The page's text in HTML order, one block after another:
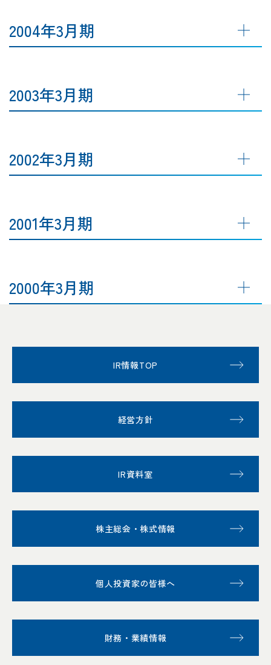
2004年3月期
2003年3月期
2002年3月期
2001年3月期
2000年3月期
IR情報TOP
経営方針
IR資料室
株主総会・株式情報
個人投資家の皆様へ
財務・業績情報